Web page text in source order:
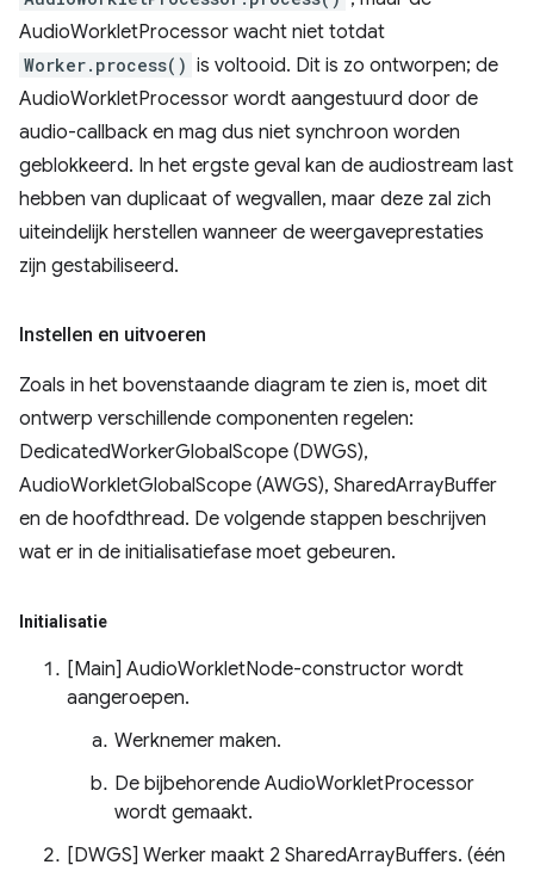
AudioWorkletProcessor wacht niet totdat
Worker.process() is voltooid. Dit is zo ontworpen; de
AudioWorkletProcessor wordt aangestuurd door de
audio-callback en mag dus niet synchroon worden
geblokkeerd. In het ergste geval kan de audiostream last
hebben van duplicaat of wegvallen, maar deze zal zich
uiteindelijk herstellen wanneer de weergaveprestaties
zijn gestabiliseerd.
Instellen en uitvoeren
Zoals in het bovenstaande diagram te zien is, moet dit
ontwerp verschillende componenten regelen:
DedicatedWorkerGlobalScope (DWGS),
AudioWorkletGlobalScope (AWGS), SharedArrayBuffer
en de hoofdthread. De volgende stappen beschrijven
wat er in de initialisatiefase moet gebeuren.
Initialisatie
[Main] AudioWorkletNode-constructor wordt
aangeroepen.
Werknemer maken.
De bijbehorende AudioWorkletProcessor
wordt gemaakt.
[DWGS] Werker maakt 2 SharedArrayBuffers. (één